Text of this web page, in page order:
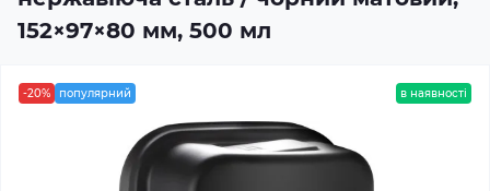
152×97×80 мм, 500 мл
-20% популярний в наявності